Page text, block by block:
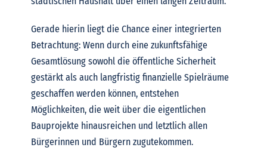
Gerade hierin liegt die Chance einer integrierten
Betrachtung: Wenn durch eine zukunftsfähige
Gesamtlösung sowohl die öffentliche Sicherheit
gestärkt als auch langfristig finanzielle Spielräume
geschaffen werden können, entstehen
Möglichkeiten, die weit über die eigentlichen
Bauprojekte hinausreichen und letztlich allen
Bürgerinnen und Bürgern zugutekommen.